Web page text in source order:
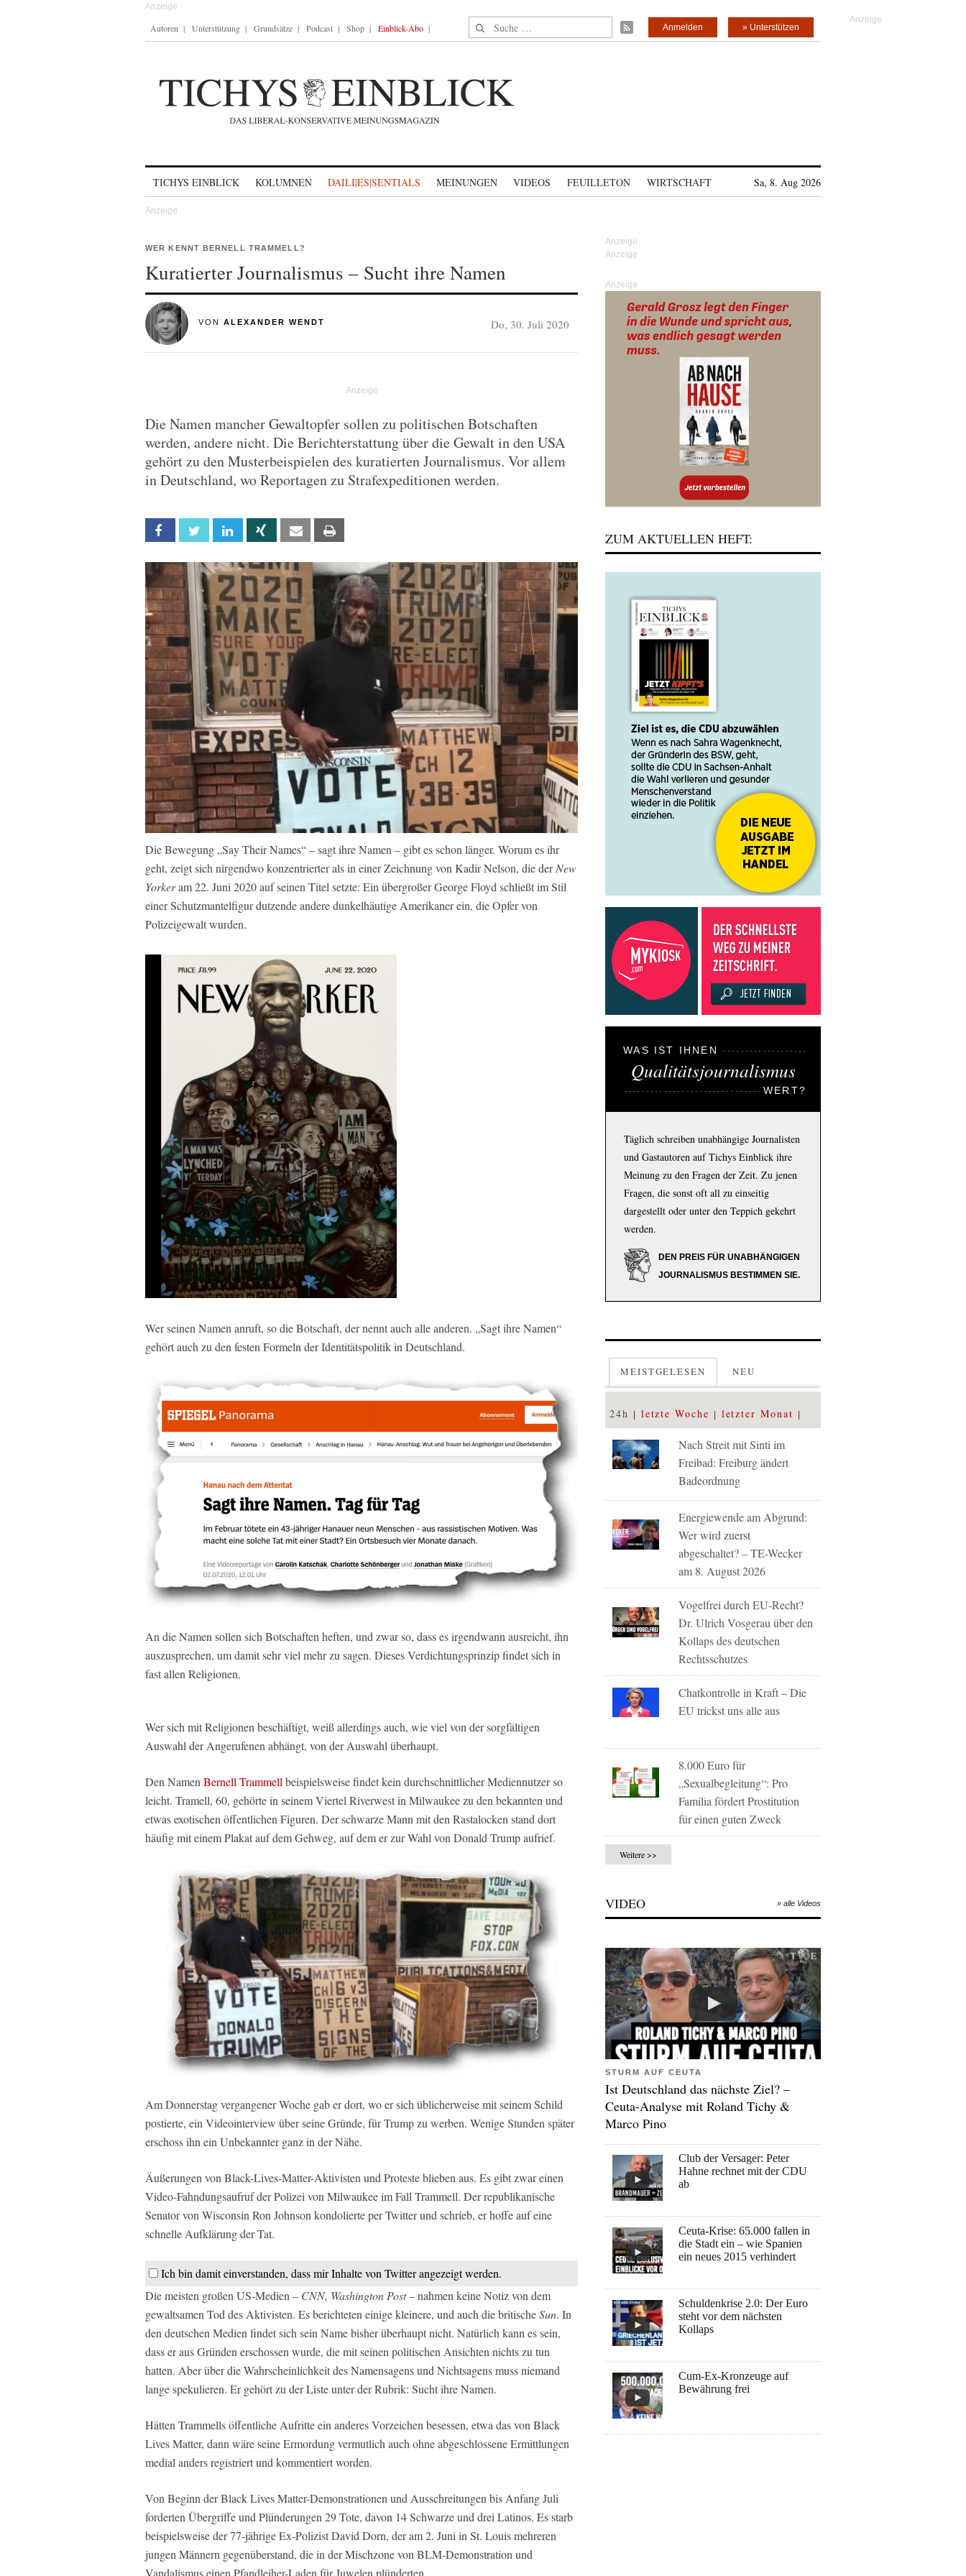
Autoren Unterstützung Grundsätze Podcast Shop Einblick-Abo Suche nach: » Unterstützen
Anmelden
TICHYS EINBLICK KOLUMNEN DAILI|ES|SENTIALS MEINUNGEN VIDEOS FEUILLETON WIRTSCHAFT Sa, 8. Aug 2026
WER KENNT BERNELL TRAMMELL?
Kuratierter Journalismus – Sucht ihre Namen
VON ALEXANDER WENDT Do, 30. Juli 2020
Die Namen mancher Gewaltopfer sollen zu politischen Botschaften
werden, andere nicht. Die Berichterstattung über die Gewalt in den USA
gehört zu den Musterbeispielen des kuratierten Journalismus. Vor allem
in Deutschland, wo Reportagen zu Strafexpeditionen werden.
Facebook Twitter Linkedin Xing Email
Die Bewegung „Say Their Names“ – sagt ihre Namen – gibt es schon länger. Worum es ihr
geht, zeigt sich nirgendwo konzentrierter als in einer Zeichnung von Kadir Nelson, die derNew
Yorkeram 22. Juni 2020 auf seinen Titel setzte: Ein übergroßer George Floyd schließt im Stil
einer Schutzmantelfigur dutzende andere dunkelhäutige Amerikaner ein, die Opfer von
Polizeigewalt wurden.
Wer seinen Namen anruft, so die Botschaft, der nennt auch alle anderen. „Sagt ihre Namen“
gehört auch zu den festen Formeln der Identitätspolitik in Deutschland.
An die Namen sollen sich Botschaften heften, und zwar so, dass es irgendwann ausreicht, ihn
auszusprechen, um damit sehr viel mehr zu sagen. Dieses Verdichtungsprinzip findet sich in
fast allen Religionen.
Wer sich mit Religionen beschäftigt, weiß allerdings auch, wie viel von der sorgfältigen
Auswahl der Angerufenen abhängt, von der Auswahl überhaupt.
Den Namen Bernell Trammell beispielsweise findet kein durchschnittlicher Mediennutzer so
leicht. Tramell, 60, gehörte in seinem Viertel Riverwest in Milwaukee zu den bekannten und
etwas exotischen öffentlichen Figuren. Der schwarze Mann mit den Rastalocken stand dort
häufig mit einem Plakat auf dem Gehweg, auf dem er zur Wahl von Donald Trump aufrief.
Am Donnerstag vergangener Woche gab er dort, wo er sich üblicherweise mit seinem Schild
postierte, ein Videointerview über seine Gründe, für Trump zu werben. Wenige Stunden später
erschoss ihn ein Unbekannter ganz in der Nähe.
Äußerungen von Black-Lives-Matter-Aktivisten und Proteste blieben aus. Es gibt zwar einen
Video-Fahndungsaufruf der Polizei von Milwaukee im Fall Trammell. Der republikanische
Senator von Wisconsin Ron Johnson kondolierte per Twitter und schrieb, er hoffe auf eine
schnelle Aufklärung der Tat.
Ich bin damit einverstanden, dass mir Inhalte von Twitter angezeigt werden.
Die meisten großen US-Medien – CNN, Washington Post– nahmen keine Notiz von dem
gewaltsamen Tod des Aktivisten. Es berichteten einige kleinere, und auch die britischeSun. In
den deutschen Medien findet sich sein Name bisher überhaupt nicht. Natürlich kann es sein,
dass er aus Gründen erschossen wurde, die mit seinen politischen Ansichten nichts zu tun
hatten. Aber über die Wahrscheinlichkeit des Namensagens und Nichtsagens muss niemand
lange spekulieren. Er gehört zu der Liste unter der Rubrik: Sucht ihre Namen.
Hätten Trammells öffentliche Aufritte ein anderes Vorzeichen besessen, etwa das von Black
Lives Matter, dann wäre seine Ermordung vermutlich auch ohne abgeschlossene Ermittlungen
medial anders registriert und kommentiert worden.
Von Beginn der Black Lives Matter-Demonstrationen und Ausschreitungen bis Anfang Juli
forderten Übergriffe und Plünderungen 29 Tote, davon 14 Schwarze und drei Latinos. Es starb
beispielsweise der 77-jährige Ex-Polizist David Dorn, der am 2. Juni in St. Louis mehreren
jungen Männern gegenüberstand, die in der Mischzone von BLM-Demonstration und
Vandalismus einen Pfandleiher-Laden für Juwelen plünderten.
Anzeige
ZUM AKTUELLEN HEFT:
WAS IST IHNEN
Qualitätsjournalismus
WERT?
Täglich schreiben unabhängige Journalisten
und Gastautoren auf Tichys Einblick ihre
Meinung zu den Fragen der Zeit. Zu jenen
Fragen, die sonst oft all zu einseitig
dargestellt oder unter den Teppich gekehrt
werden.
DEN PREIS FÜR UNABHÄNGIGEN
JOURNALISMUS BESTIMMEN SIE.
MEISTGELESEN NEU
24h letzte Woche letzter Monat
Nach Streit mit Sinti im
Freibad: Freiburg ändert
Badeordnung
Energiewende am Abgrund:
Wer wird zuerst
abgeschaltet? – TE-Wecker
am 8. August 2026
Vogelfrei durch EU-Recht?
Dr. Ulrich Vosgerau über den
Kollaps des deutschen
Rechtsschutzes
Chatkontrolle in Kraft – Die
EU trickst uns alle aus
8.000 Euro für
„Sexualbegleitung“: Pro
Familia fördert Prostitution
für einen guten Zweck
Weitere >>
VIDEO » alle Videos
STURM AUF CEUTA
Ist Deutschland das nächste Ziel? –
Ceuta-Analyse mit Roland Tichy &
Marco Pino
Club der Versager: Peter
Hahne rechnet mit der CDU
ab
Ceuta-Krise: 65.000 fallen in
die Stadt ein – wie Spanien
ein neues 2015 verhindert
Schuldenkrise 2.0: Der Euro
steht vor dem nächsten
Kollaps
Cum-Ex-Kronzeuge auf
Bewährung frei